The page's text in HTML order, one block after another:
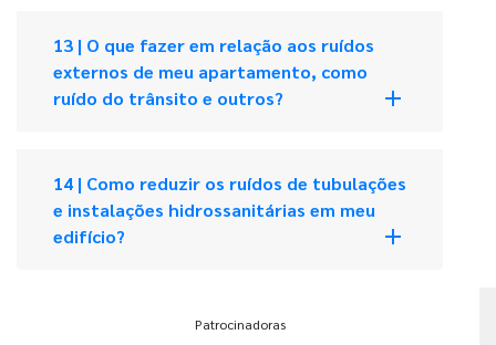
13 | O que fazer em relação aos ruídos
externos de meu apartamento, como
ruído do trânsito e outros?
add
14 | Como reduzir os ruídos de tubulações
e instalações hidrossanitárias em meu
edifício?
add
Patrocinadoras